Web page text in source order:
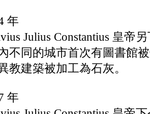
Julius Constantius 皇帝
不同的城市首次有圖書館
教建築被加工為石灰。